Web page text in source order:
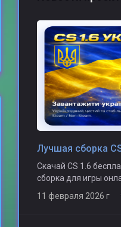
Лучшая сборка
Скачай CS 1.6
сборка для игры
11 февраля 2026 г